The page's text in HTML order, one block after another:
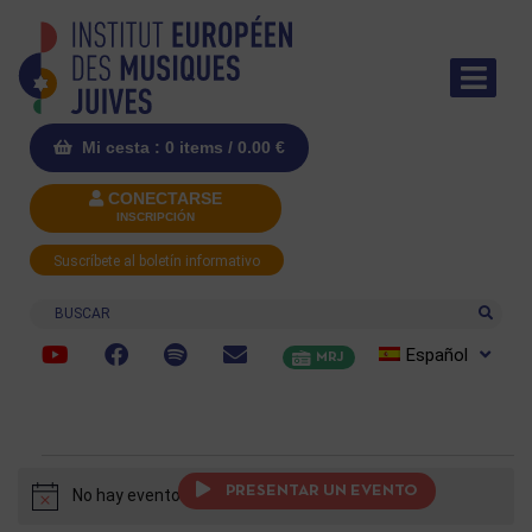
Mi cesta : 0 items / 0.00 €
CONECTARSE
INSCRIPCIÓN
Suscríbete al boletín informativo
Buscar
MRJ Español
Aviso No hay eventos programados.PRESENTAR UN EVENTO